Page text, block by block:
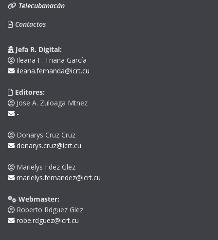
Telecubanacán
Contactos
Jefa R. Digital:
Ileana F. Triana García
ileana.fernanda@icrt.cu
Editores:
Jose A. Zuloaga Mtnez
-
Donarys Cruz Cruz
donarys.cruz@icrt.cu
Marielys Fdez Glez
marielys.fernandez@icrt.cu
Webmaster:
Roberto Rdguez Glez
robe.rdguez@icrt.cu